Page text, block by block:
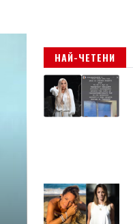
НАЙ-ЧЕТЕНИ